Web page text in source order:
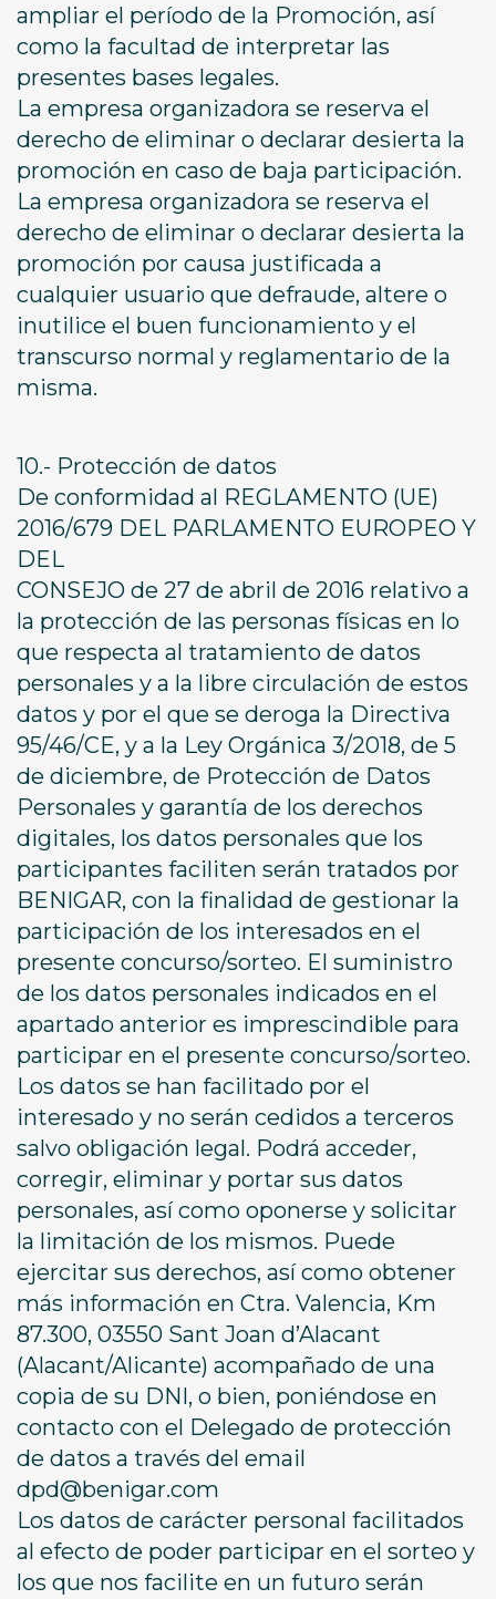
ampliar el período de la Promoción, así
como la facultad de interpretar las
presentes bases legales.
La empresa organizadora se reserva el
derecho de eliminar o declarar desierta la
promoción en caso de baja participación.
La empresa organizadora se reserva el
derecho de eliminar o declarar desierta la
promoción por causa justificada a
cualquier usuario que defraude, altere o
inutilice el buen funcionamiento y el
transcurso normal y reglamentario de la
misma.
10.- Protección de datos
De conformidad al REGLAMENTO (UE)
2016/679 DEL PARLAMENTO EUROPEO Y
DEL
CONSEJO de 27 de abril de 2016 relativo a
la protección de las personas físicas en lo
que respecta al tratamiento de datos
personales y a la libre circulación de estos
datos y por el que se deroga la Directiva
95/46/CE, y a la Ley Orgánica 3/2018, de 5
de diciembre, de Protección de Datos
Personales y garantía de los derechos
digitales, los datos personales que los
participantes faciliten serán tratados por
BENIGAR, con la finalidad de gestionar la
participación de los interesados en el
presente concurso/sorteo. El suministro
de los datos personales indicados en el
apartado anterior es imprescindible para
participar en el presente concurso/sorteo.
Los datos se han facilitado por el
interesado y no serán cedidos a terceros
salvo obligación legal. Podrá acceder,
corregir, eliminar y portar sus datos
personales, así como oponerse y solicitar
la limitación de los mismos. Puede
ejercitar sus derechos, así como obtener
más información en Ctra. Valencia, Km
87.300, 03550 Sant Joan d’Alacant
(Alacant/Alicante) acompañado de una
copia de su DNI, o bien, poniéndose en
contacto con el Delegado de protección
de datos a través del email
dpd@benigar.com
Los datos de carácter personal facilitados
al efecto de poder participar en el sorteo y
los que nos facilite en un futuro serán